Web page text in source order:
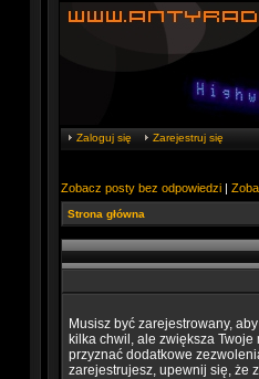
Zaloguj się Zarejestruj się
Zobacz posty bez odpowiedzi |
Strona główna
Musisz być zarejestrowany,
kilka chwil, ale zwiększa
przyznać dodatkowe
zarejestrujesz, upewnij się, że